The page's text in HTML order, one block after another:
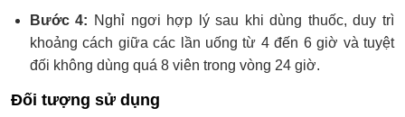
Bước 4: Nghỉ ngơi hợp lý sau khi dùng thuốc, duy trì
khoảng cách giữa các lần uống từ 4 đến 6 giờ và tuyệt
đối không dùng quá 8 viên trong vòng 24 giờ.
Đối tượng sử dụng